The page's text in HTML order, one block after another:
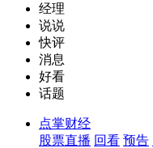
经理
说说
快评
消息
好看
话题
点掌财经
股票直播 回看 预告